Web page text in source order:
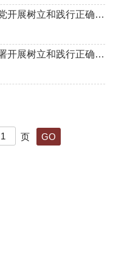
中办印发《通知》在全党开展树立和践行正确政绩观学习教育
中国社会科学院党组部署开展树立和践行正确政绩观学习教育工作
页